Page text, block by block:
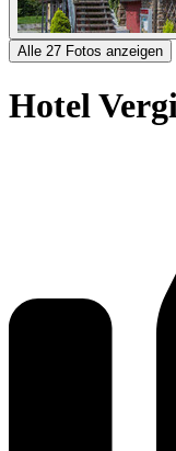
Alle 27 Fotos anzeigen
Hotel